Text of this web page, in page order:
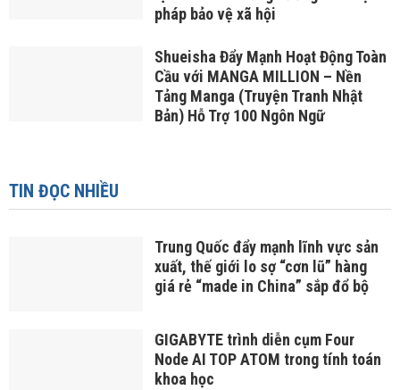
pháp bảo vệ xã hội
Shueisha Đẩy Mạnh Hoạt Động Toàn
Cầu với MANGA MILLION – Nền
Tảng Manga (Truyện Tranh Nhật
Bản) Hỗ Trợ 100 Ngôn Ngữ
TIN ĐỌC NHIỀU
Trung Quốc đẩy mạnh lĩnh vực sản
xuất, thế giới lo sợ “cơn lũ” hàng
giá rẻ “made in China” sắp đổ bộ
GIGABYTE trình diễn cụm Four
Node AI TOP ATOM trong tính toán
khoa học